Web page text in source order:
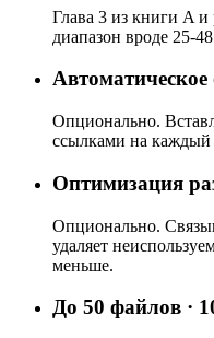
Глава 3 из книги A и
диапазон вроде 25-
Автоматическое
Опционально.
ссылками на каждый
Оптимизация
Опционально.
удаляет
меньше.
До 50 файлов ·